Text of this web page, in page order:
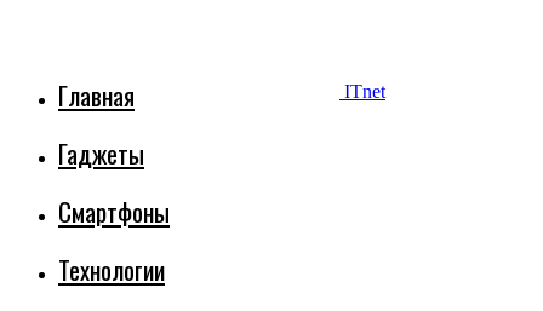
ITnet
Главная
Гаджеты
Смартфоны
Технологии